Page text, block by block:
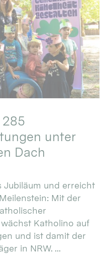
unter
Dach
Jubiläum und erreicht
Mit der
Katholino auf
und ist damit der
in NRW. ...